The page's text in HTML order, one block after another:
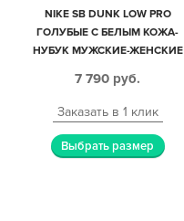
NIKE SB DUNK LOW PRO
ГОЛУБЫЕ С БЕЛЫМ КОЖА-
НУБУК МУЖСКИЕ-ЖЕНСКИЕ
7 790 руб.
Заказать в 1 клик
Выбрать размер